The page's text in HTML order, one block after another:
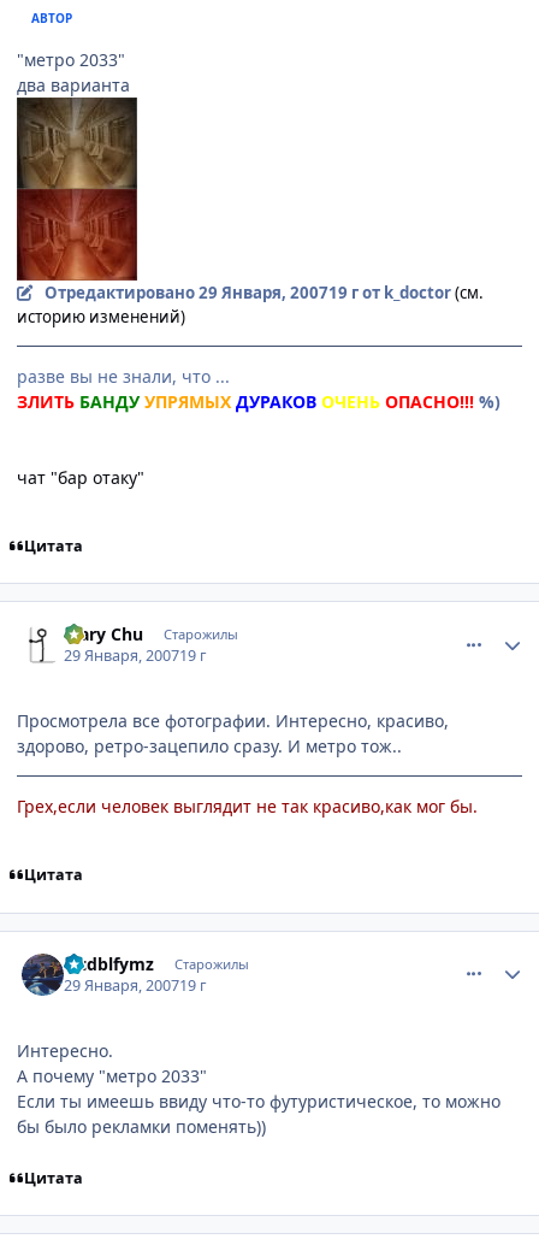
АВТОР
"метро 2033"
два варианта
Отредактировано29 Января, 200719 гот k_doctor(см.
историю изменений)
разве вы не знали, что ...
ЗЛИТЬ БАНДУ УПРЯМЫХ ДУРАКОВ ОЧЕНЬ ОПАСНО!!! %)
чат "бар отаку"
Цитата
Mary Chu Старожилы
29 Января, 200719 г
Просмотрела все фотографии. Интересно, красиво,
здорово, ретро-зацепило сразу. И метро тож..
Грех,если человек выглядит не так красиво,как мог бы.
Цитата
Ljcdblfymz Старожилы
29 Января, 200719 г
Интересно.
А почему "метро 2033"
Если ты имеешь ввиду что-то футуристическое, то можно
бы было рекламки поменять))
Цитата